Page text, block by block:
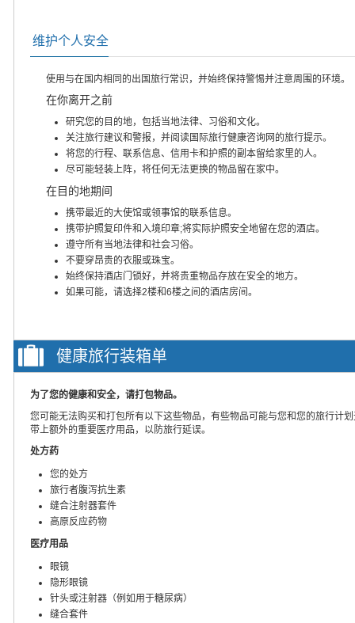
维护个人安全
使用与在国内相同的出国旅行常识，并始终保持警惕并注意周围的环境。
在你离开之前
研究您的目的地，包括当地法律、习俗和文化。
关注旅行建议和警报，并阅读国际旅行健康咨询网的旅行提示。
将您的行程、联系信息、信用卡和护照的副本留给家里的人。
尽可能轻装上阵，将任何无法更换的物品留在家中。
在目的地期间
携带最近的大使馆或领事馆的联系信息。
携带护照复印件和入境印章;将实际护照安全地留在您的酒店。
遵守所有当地法律和社会习俗。
不要穿昂贵的衣服或珠宝。
始终保持酒店门锁好，并将贵重物品存放在安全的地方。
如果可能，请选择2楼和6楼之间的酒店房间。
健康旅行装箱单
为了您的健康和安全，请打包物品。
您可能无法购买和打包所有以下这些物品，有些物品可能与您和您的旅行计
带上额外的重要医疗用品，以防旅行延误。
处方药
您的处方
旅行者腹泻抗生素
缝合注射器套件
高原反应药物
医疗用品
眼镜
隐形眼镜
针头或注射器（例如用于糖尿病）
缝合套件